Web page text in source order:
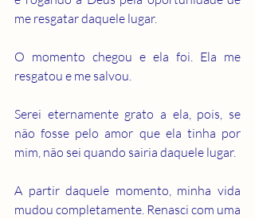
me resgatar daquele lugar.
O momento chegou e ela foi. Ela me
resgatou e me salvou.
Serei eternamente grato a ela, pois, se
não fosse pelo amor que ela tinha por
mim, não sei quando sairia daquele lugar.
A partir daquele momento, minha vida
mudou completamente. Renasci com uma